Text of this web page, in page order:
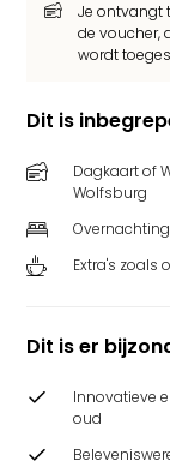
Je ontvangt
de voucher,
wordt
Dit is
Dagkaart of
Wolfsburg
Extra's zoals
Dit is er
Innovatieve
oud